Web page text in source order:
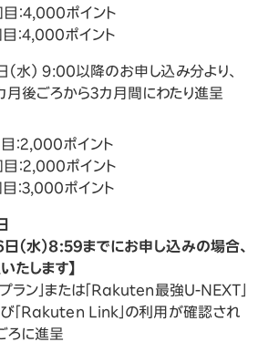
：4,000ポイント
：4,000ポイント
水） 9:00以降のお申し込み分より、
月後ごろから3カ月間にわたり進呈
：2,000ポイント
：2,000ポイント
：3,000ポイント
（水）8:59までにお申し込みの場合、
たします】
ラン」または「Rakuten最強U-NEXT」
「Rakuten Link」の利用が確認され
ろに進呈